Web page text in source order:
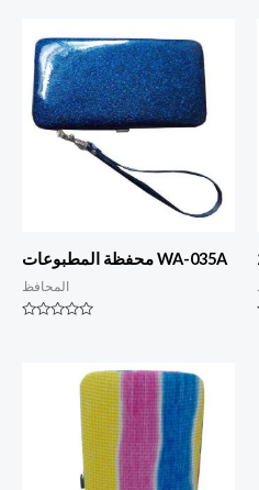
محفظة المطبوعات WA-035A
المحافظ